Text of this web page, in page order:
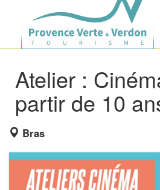
Atelier :
partir de 10
Bras